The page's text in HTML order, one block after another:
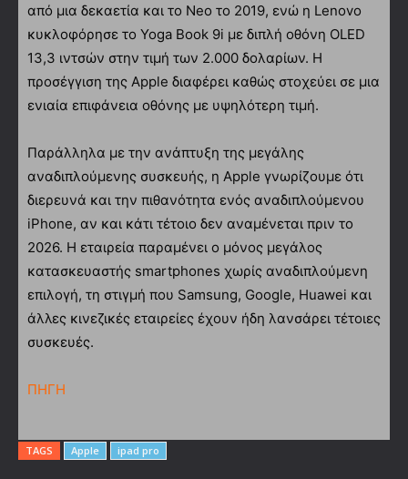
από μια δεκαετία και το Neo το 2019, ενώ η Lenovo
κυκλοφόρησε το Yoga Book 9i με διπλή οθόνη OLED
13,3 ιντσών στην τιμή των 2.000 δολαρίων. Η
προσέγγιση της Apple διαφέρει καθώς στοχεύει σε μια
ενιαία επιφάνεια οθόνης με υψηλότερη τιμή.
Παράλληλα με την ανάπτυξη της μεγάλης
αναδιπλούμενης συσκευής, η Apple γνωρίζουμε ότι
διερευνά και την πιθανότητα ενός αναδιπλούμενου
iPhone, αν και κάτι τέτοιο δεν αναμένεται πριν το
2026. Η εταιρεία παραμένει ο μόνος μεγάλος
κατασκευαστής smartphones χωρίς αναδιπλούμενη
επιλογή, τη στιγμή που Samsung, Google, Huawei και
άλλες κινεζικές εταιρείες έχουν ήδη λανσάρει τέτοιες
συσκευές.
ΠΗΓΗ
TAGS Apple ipad pro